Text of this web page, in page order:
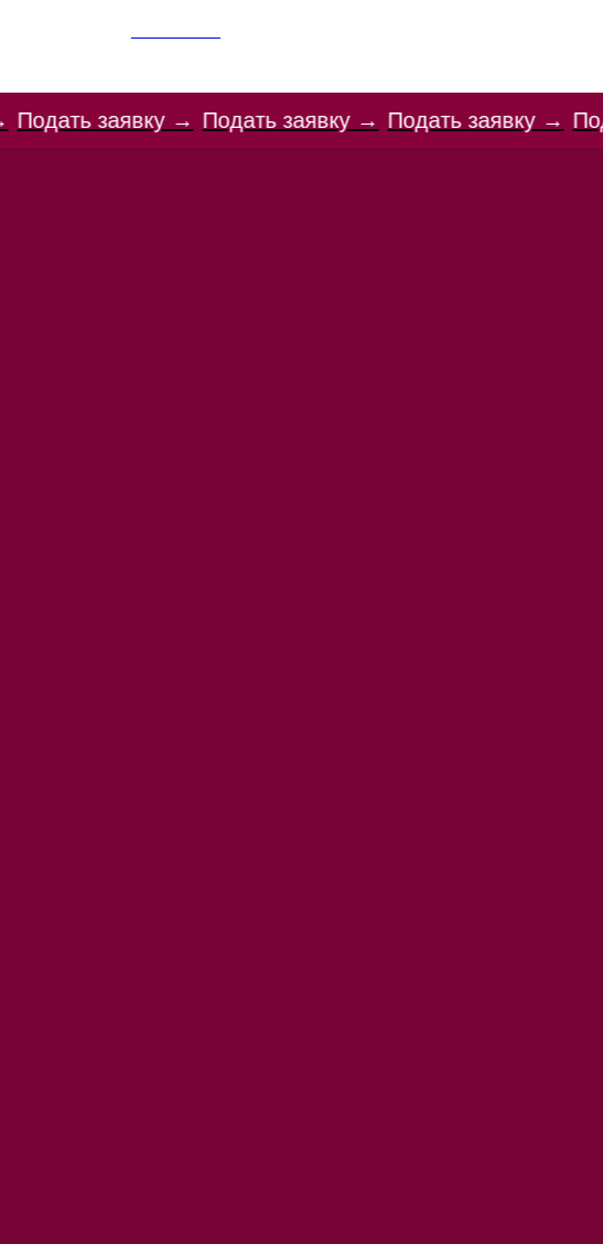
→ Подать заявку → Подать заявку → Подать заявку →